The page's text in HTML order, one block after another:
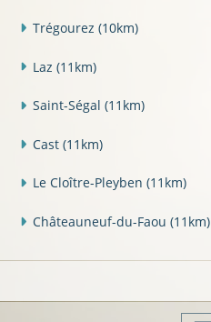
Trégourez (10km)
Laz (11km)
Saint-Ségal (11km)
Cast (11km)
Le Cloître-Pleyben (11km)
Châteauneuf-du-Faou (11km)